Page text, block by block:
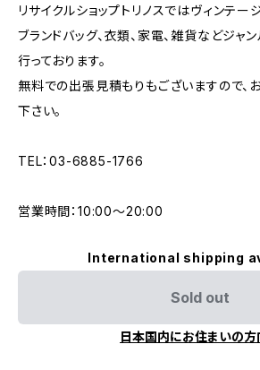
リサイクルショップトリノスではヴィンテー
ブランドバッグ、衣類、家電、雑貨などジャ
行っております。
無料での出張見積もりもございますので、
下さい。
TEL：03-6885-1766
営業時間：10:00〜20:00
International shipping
Sold out
日本国内にお住まいの方